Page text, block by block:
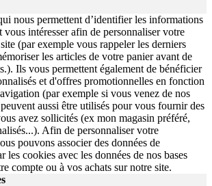
nous permettent d’identifier les informations
intéresser afin de personnaliser votre
(par exemple vous rappeler les derniers
les articles de votre panier avant de
Ils vous permettent également de bénéficier
et d'offres promotionnelles en fonction
(par exemple si vous venez de nos
aussi être utilisés pour vous fournir des
avez sollicités (ex mon magasin préféré,
Afin de personnaliser votre
pouvons associer des données de
les cookies avec les données de nos bases
compte ou à vos achats sur notre site.